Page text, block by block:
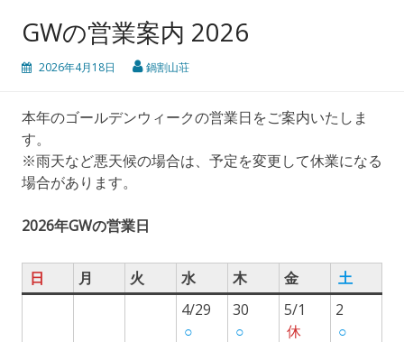
GWの営業案内 2026
2026年4月18日 鍋割山荘
本年のゴールデンウィークの営業日をご案内いたしま
す。
※雨天など悪天候の場合は、予定を変更して休業になる
場合があります。
2026年GWの営業日
日 月 火 水 木 金
土
4/29
○
30
○
5/1
休
2
○